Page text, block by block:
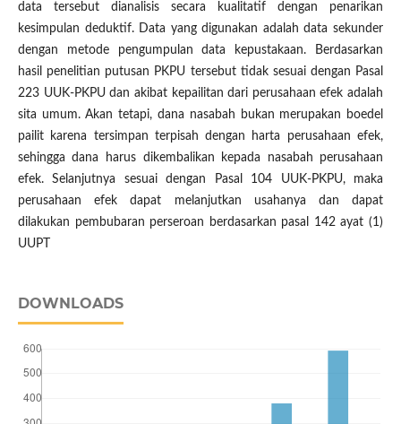
data tersebut dianalisis secara kualitatif dengan penarikan
kesimpulan deduktif. Data yang digunakan adalah data sekunder
dengan metode pengumpulan data kepustakaan. Berdasarkan
hasil penelitian putusan PKPU tersebut tidak sesuai dengan Pasal
223 UUK-PKPU dan akibat kepailitan dari perusahaan efek adalah
sita umum. Akan tetapi, dana nasabah bukan merupakan boedel
pailit karena tersimpan terpisah dengan harta perusahaan efek,
sehingga dana harus dikembalikan kepada nasabah perusahaan
efek. Selanjutnya sesuai dengan Pasal 104 UUK-PKPU, maka
perusahaan efek dapat melanjutkan usahanya dan dapat
dilakukan pembubaran perseroan berdasarkan pasal 142 ayat (1)
UUPT
DOWNLOADS